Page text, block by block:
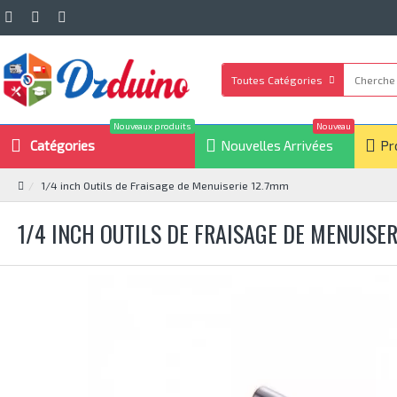
Toutes Catégories
Catégories
Nouveaux produits
Nouvelles Arrivées
Nouveau
1/4 inch Outils de Fraisage de Menuiserie 12.7mm
1/4 INCH OUTILS DE FRAISAGE DE